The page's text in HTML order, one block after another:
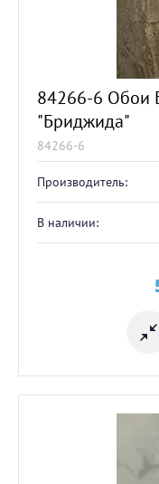
84266-6 Обои
"Бриджида"
84266-6
Производитель:
В наличии: